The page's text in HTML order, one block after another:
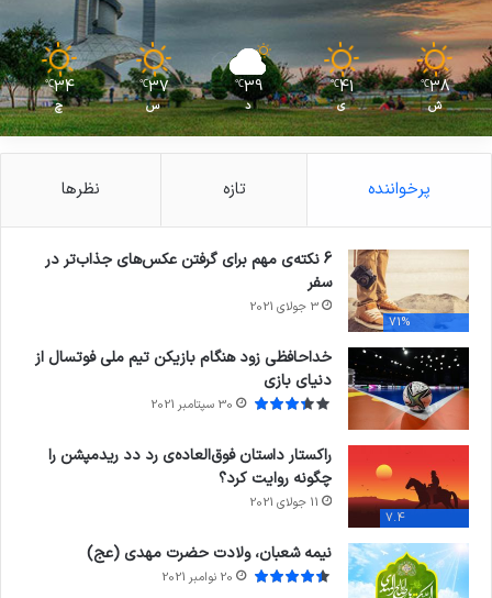
38
℃
ش
41
℃
ی
39
℃
د
37
℃
س
34
℃
چ
پرخواننده تازه نظرها
71%
6 نکته‌ی مهم برای گرفتن عکس‌های جذاب‌تر در
سفر
3 جولای 2021
خداحافظی زود هنگام بازیکن تیم ملی فوتسال از
دنیای بازی
30 سپتامبر 2021
7.4
راکستار داستان فوق‌العاده‌ی رد دد ریدمپشن را
چگونه روایت کرد؟
11 جولای 2021
نیمه شعبان، ولادت حضرت مهدی (عج)
20 نوامبر 2021